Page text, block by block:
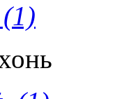
(1)